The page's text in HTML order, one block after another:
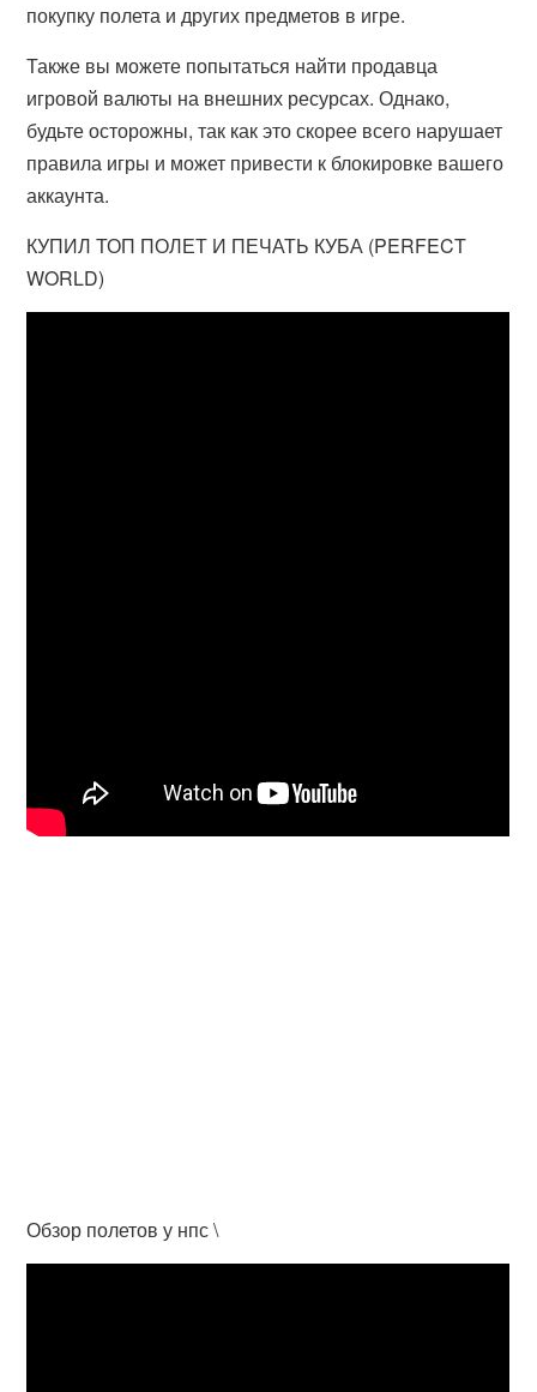
покупку полета и других предметов в игре.
Также вы можете попытаться найти продавца
игровой валюты на внешних ресурсах. Однако,
будьте осторожны, так как это скорее всего нарушает
правила игры и может привести к блокировке вашего
аккаунта.
КУПИЛ ТОП ПОЛЕТ И ПЕЧАТЬ КУБА (PERFECT
WORLD)
Обзор полетов у нпс \